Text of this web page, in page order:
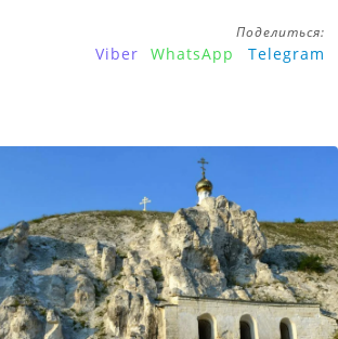
Поделиться:
Viber WhatsApp Telegram